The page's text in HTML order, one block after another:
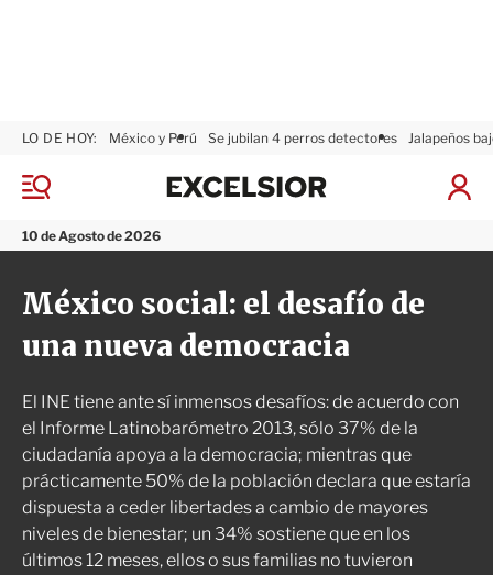
M
n
ú
10 de Agosto de 2026
LO DE HOY: México y Perú Se jubilan 4 perros detectores Jalapeños
I
x
l
i
o
r
México social: el desafío de
una nueva democracia
El INE tiene ante sí inmensos desafíos: de acuerdo con
el Informe Latinobarómetro 2013, sólo 37% de la
ciudadanía apoya a la democracia; mientras que
prácticamente 50% de la población declara que estaría
dispuesta a ceder libertades a cambio de mayores
niveles de bienestar; un 34% sostiene que en los
últimos 12 meses, ellos o sus familias no tuvieron